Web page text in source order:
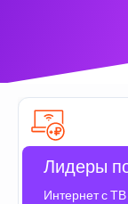
Лидеры
Интернет с